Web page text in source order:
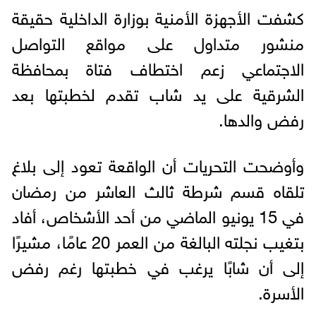
كشفت الأجهزة الأمنية بوزارة الداخلية حقيقة
منشور متداول على مواقع التواصل
الاجتماعي زعم اختطاف فتاة بمحافظة
الشرقية على يد شاب تقدم لخطبتها بعد
رفض والدها.
وأوضحت التحريات أن الواقعة تعود إلى بلاغ
تلقاه قسم شرطة ثالث العاشر من رمضان
في 15 يونيو الماضي من أحد الأشخاص، أفاد
بتغيب نجلته البالغة من العمر 20 عامًا، مشيرًا
إلى أن شابًا يرغب في خطبتها رغم رفض
الأسرة.